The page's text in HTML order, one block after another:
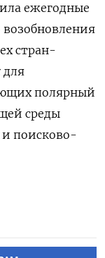
ежегодные
стран-
для
полярный
среды
поисково-